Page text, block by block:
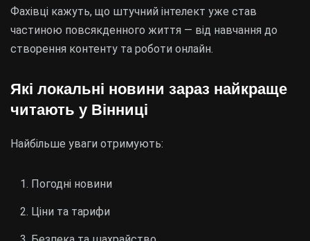
Фахівці кажуть, що штучний інтелект уже став
частиною повсякденного життя — від навчання до
створення контенту та роботи онлайн.
Які локальні новини зараз найкраще
читають у Вінниці
Найбільше уваги отримують:
Погодні новини
Ціни та тарифи